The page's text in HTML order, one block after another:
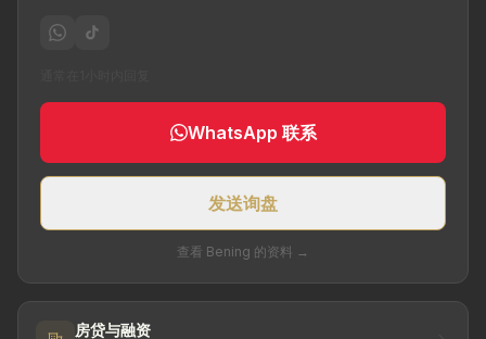
WhatsApp 联系
发送询盘
查看 Bening 的资料 →
房贷与融资